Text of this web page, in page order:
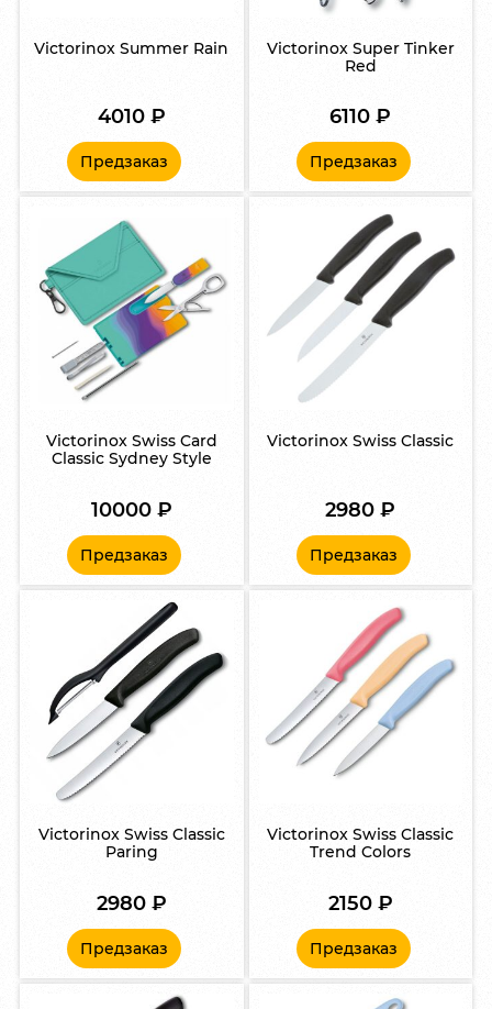
Victorinox Summer Rain
4010 ₽
Предзаказ
Victorinox Super Tinker
Red
6110₽
Предзаказ
Victorinox Swiss Card
Classic Sydney Style
10000 ₽
Предзаказ
Victorinox Swiss Classic
2980₽
Предзаказ
Victorinox Swiss Classic
Paring
2980 ₽
Предзаказ
Victorinox Swiss Classic
Trend Colors
2150 ₽
Предзаказ